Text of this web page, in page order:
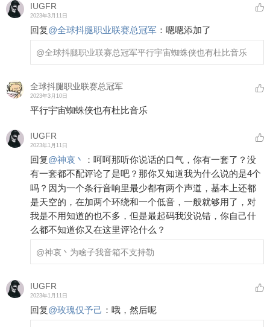
IUGFR
2023年3月11日
回复@全球抖腿职业联赛总冠军 ： 嗯嗯添加了
@全球抖腿职业联赛总冠军平行宇宙蜘蛛侠也有杜比音乐
全球抖腿职业联赛总冠军
2023年3月10日
平行宇宙蜘蛛侠也有杜比音乐
IUGFR
2023年1月11日
回复@神哀丶 ： 呵呵那听你说话的口气，你有一套了？没
有一套都不配评论了是吧？那你又知道我为什么说的是4个
吗？因为一个条行音响里最少都有两个声道，基本上还都
是天空的，在加两个环绕和一个低音，一般就够用了，对
我是不用知道的也不多，但是最起码我没说错，你自己什
么都不知道你又在这里评论什么？
@神哀丶 为啥子我音箱不支持勒
IUGFR
2023年1月11日
回复@玫瑰仅予己 ： 哦，然后呢